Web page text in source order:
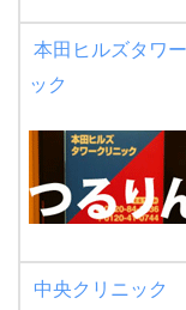
本田ヒルズタワ
ック
中央クリニック